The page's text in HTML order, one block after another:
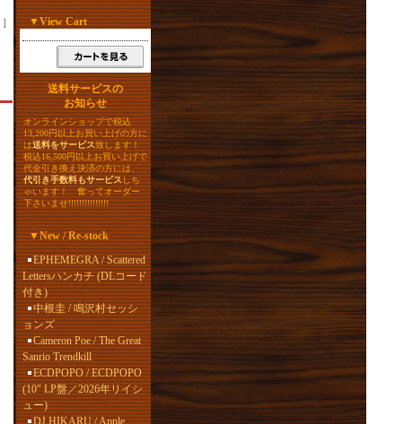
］ ▼View Cart
送料サービスの
お知らせ
オンラインショップで税込
13,200円以上お買い上げの方に
は送料をサービス致します！
税込16,500円以上お買い上げで
代金引き換え決済の方には、
代引き手数料もサービスしち
ゃいます！ 奮ってオーダー
下さいませ!!!!!!!!!!!!!!!
▼New / Re-stock
EPHEMEGRA / Scattered
Lettersハンカチ (DLコード
付き)
中根圭 / 鳴沢村セッシ
ョンズ
Cameron Poe / The Great
Sanrio Trendkill
ECDPOPO / ECDPOPO
(10" LP盤／2026年リイシ
ュー)
DJ HIKARU / Apple